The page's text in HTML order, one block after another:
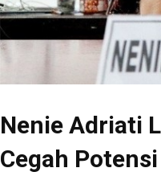
Nenie Adriati
Cegah